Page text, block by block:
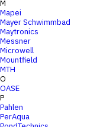
M
Mapei
Mayer Schwimmbad
Maytronics
Messner
Microwell
Mountfield
MTH
O
OASE
P
Pahlen
PerAqua